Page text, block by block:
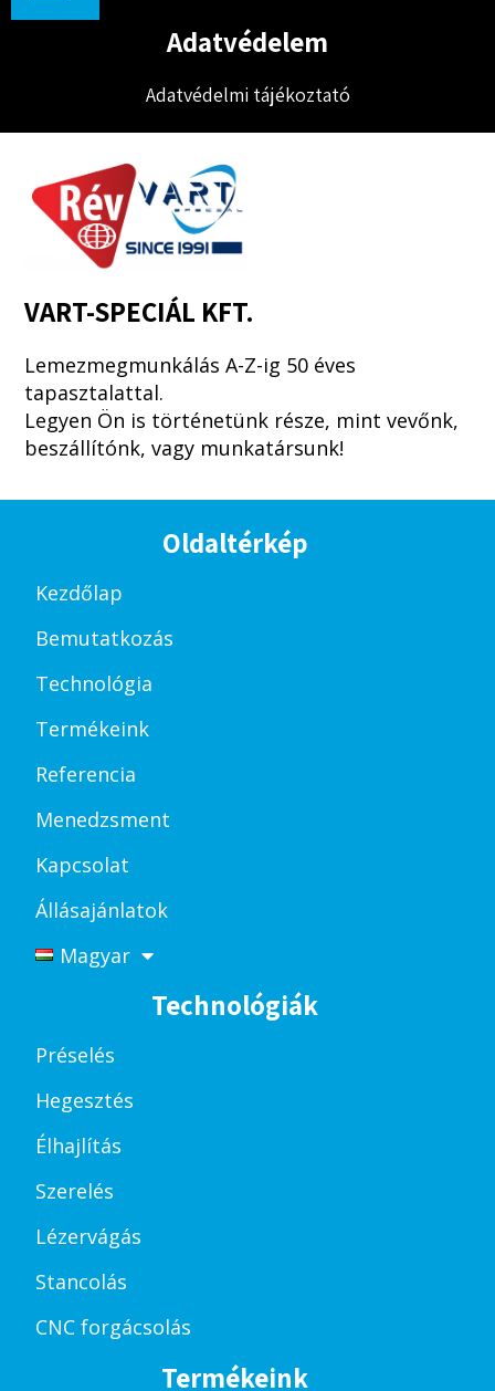
Adatvédelem
Adatvédelmi tájékoztató
VART-SPECIÁL KFT.
Lemezmegmunkálás A-Z-ig 50 éves
tapasztalattal.
Legyen Ön is történetünk része, mint vevőnk,
beszállítónk, vagy munkatársunk!
Oldaltérkép
Kezdőlap
Bemutatkozás
Technológia
Termékeink
Referencia
Menedzsment
Kapcsolat
Állásajánlatok
Magyar
Technológiák
Préselés
Hegesztés
Élhajlítás
Szerelés
Lézervágás
Stancolás
CNC forgácsolás
Termékeink